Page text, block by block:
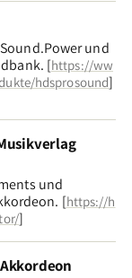
und
[https://ww
hdsprosound]
und
[https://h
]